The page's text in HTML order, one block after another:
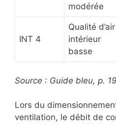
modérée
INT 4
Qualité d’air
intérieur
basse
Source : Guide bleu, p.
Lors du
ventilation, le débit de